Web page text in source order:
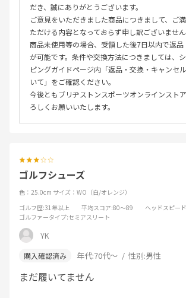
だき、誠にありがとうございます。
ご意見をいただきました商品につきまして、ご
ただける内容となっておらず申し訳ございません
商品未使用等の場合、受領した後7日以内で返品
が可能です。条件や交換方法につきましては、
ピングガイドページ内「返品・交換・キャンセ
いて」をご確認ください。
今後ともブリヂストンスポーツオンラインスト
ろしくお願いいたします。
ゴルフシューズ
色：25.0cm サイズ：WO（白/オレンジ）
ゴルフ歴:31年以上 平均スコア:80～89 ヘッドスピード
ゴルファータイプ:セミアスリート
YK
年代:70代～ 性別:男性
まだ履いてません